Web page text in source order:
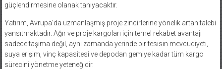
güçlendirmesine olanak tanıyacaktır.
Yatırım, Avrupa’da uzmanlaşmış proje zincirlerine yönelik artan talebi
yansıtmaktadır. Ağır ve proje kargoları için temel rekabet avantajı
sadece taşıma değil, aynı zamanda yerinde bir tesisin mevcudiyeti,
suya erişim, vinç kapasitesi ve depodan gemiye kadar tüm kargo
sürecini yönetme yeteneğidir.